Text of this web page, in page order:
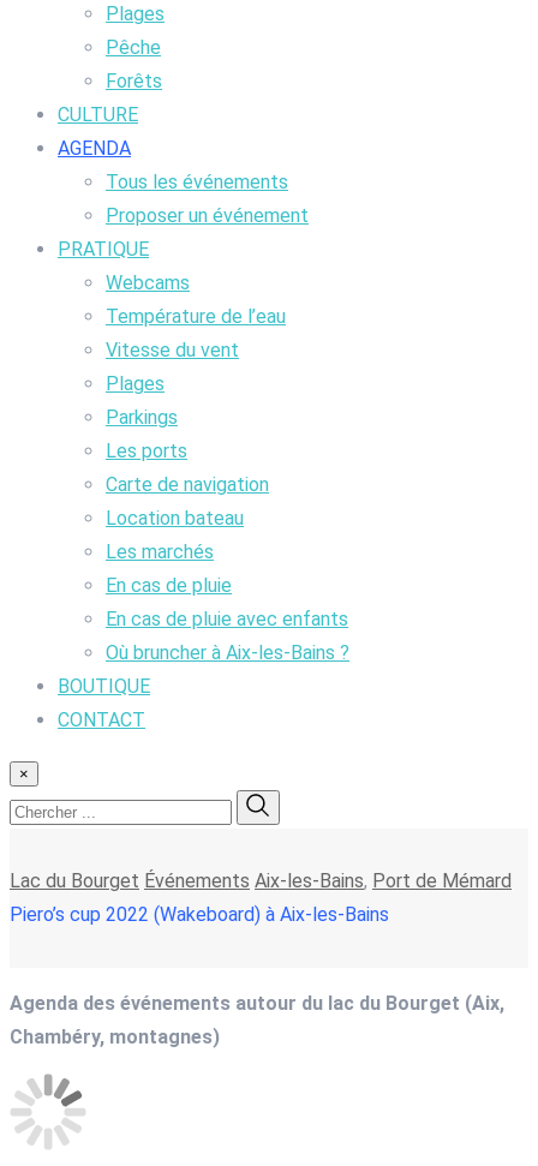
Plages
Pêche
Forêts
CULTURE
AGENDA
Tous les événements
Proposer un événement
PRATIQUE
Webcams
Température de l’eau
Vitesse du vent
Plages
Parkings
Les ports
Carte de navigation
Location bateau
Les marchés
En cas de pluie
En cas de pluie avec enfants
Où bruncher à Aix-les-Bains ?
BOUTIQUE
CONTACT
×
Lac du Bourget Événements Aix-les-Bains, Port de Mémard
Piero’s cup 2022 (Wakeboard) à Aix-les-Bains
Agenda des événements autour du lac du Bourget (Aix,
Chambéry, montagnes)